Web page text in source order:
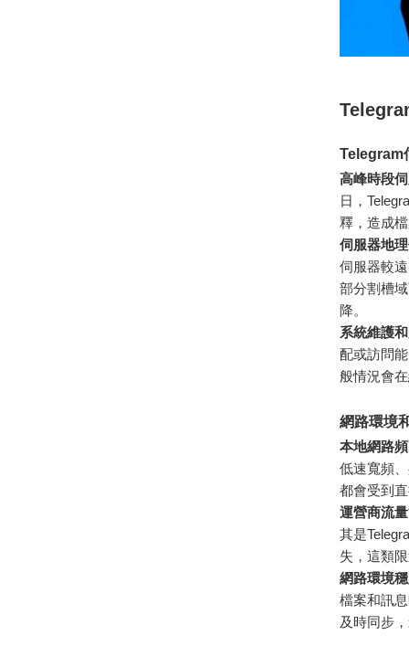
Telegram
高峰時段
日，
釋，造成
伺服器地
伺服器較
部分割槽
降。
系統維護
配或訪問
般情況會
網路環境
本地網路
低速寬頻
都會受到
運營商流
其是
失，這類
網路環境
檔案和訊
及時同步